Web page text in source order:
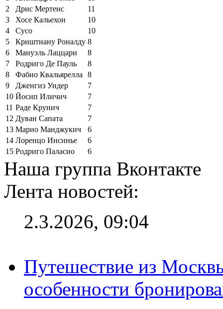
2
Дрис Мертенс
11
3
Хосе Кальехон
10
4
Сусо
10
5
Криштиану Роналду 8
6
Мануэль Лаццари
8
7
Родриго Де Пауль
8
8
Фабио Квальярелла
8
9
Дженгиз Ундер
7
10 Йосип Иличич
7
11 Раде Крунич
7
12 Дуван Сапата
7
13 Марио Манджукич
6
14 Лоренцо Инсинье
6
15 Родриго Паласио 6
Наша группа Вконтакте
Лента новостей:
2.3.2026, 09:04
Путешествие из
особенности